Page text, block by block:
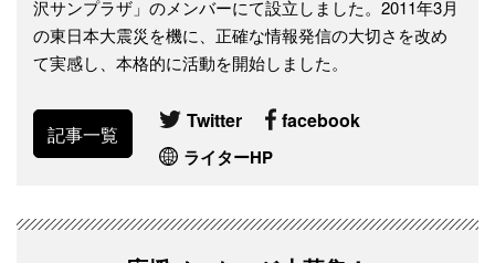
沢サンプラザ」のメンバーにて設立しました。2011年3月
の東日本大震災を機に、正確な情報発信の大切さを改め
て実感し、本格的に活動を開始しました。
記事一覧
Twitter facebook
ライターHP